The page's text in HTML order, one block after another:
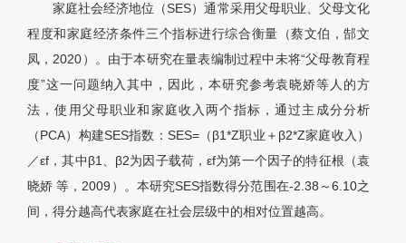
家庭社会经济地位（SES）通常采用父母职业、父母文化
程度和家庭经济条件三个指标进行综合衡量（蔡文伯，郜文
凤，2020）。由于本研究在量表编制过程中未将“父母教育程
度”这一问题纳入其中，因此，本研究参考袁晓娇等人的方
法，使用父母职业和家庭收入两个指标，通过主成分分析
（PCA）构建SES指数：SES=（β1*Z职业＋ β2*Z家庭收入）
／εf ，其中β1、 β2为因子载荷，εf为第一个因子的特征根（袁
晓娇 等，2009）。本研究SES指数得分范围在-2.38～6.10之
间，得分越高代表家庭在社会层级中的相对位置越高。